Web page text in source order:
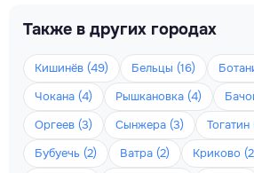
Также в других городах
Кишинёв (49) Бельцы (16)
Чокана (4)
Рышкановка (4)
Оргеев (3)
Сынжера (3) Тогатин
Бубуечь (2)
Ватра (2) Криково